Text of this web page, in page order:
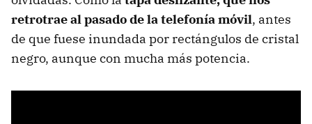
retrotrae al pasado de la telefonía móvil, antes
de que fuese inundada por rectángulos de cristal
negro, aunque con mucha más potencia.